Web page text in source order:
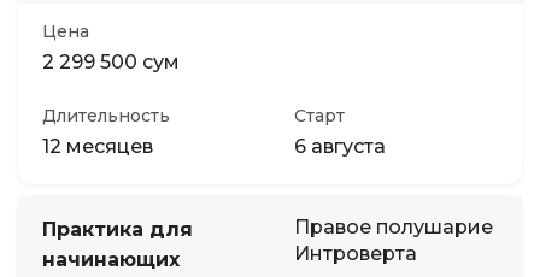
Цена
2 299 500 сум
Длительность
12 месяцев
Старт
6 августа
Практика для
начинающих
Правое полушарие
Интроверта